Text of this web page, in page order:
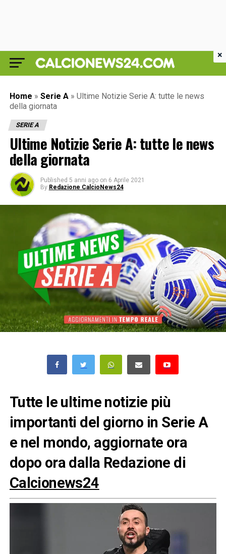
Home » Serie A » Ultime Notizie Serie A: tutte le news
della giornata
SERIE A
Ultime Notizie Serie A: tutte le news
della giornata
Published 5 anni ago on 6 Aprile 2021
By Redazione CalcioNews24
Tutte le ultime notizie più
importanti del giorno in Serie A
e nel mondo, aggiornate ora
dopo ora dalla Redazione di
Calcionews24
×